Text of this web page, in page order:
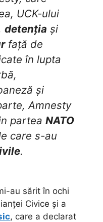
UCK-ului
detenția și
față de
în lupta
și
Amnesty
partea NATO
care s-au
.
au sărit în ochi
Civice și a
, care a declarat